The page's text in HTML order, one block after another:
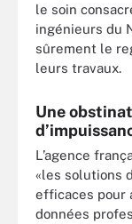
le soin
ingénieurs du
sûrement le
leurs travaux.
Une
L’agence
«les solutions
efficaces pour
données